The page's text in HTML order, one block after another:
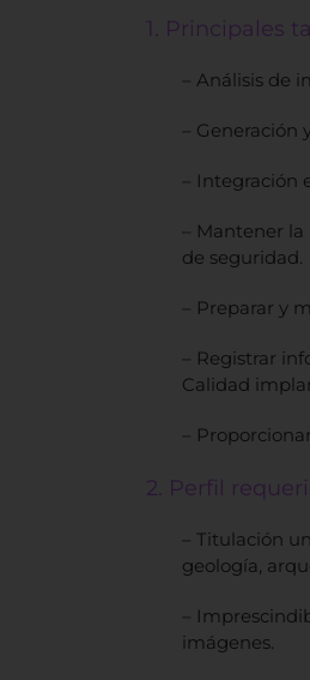
1. Principales
– Análisis de
–
–
– Mantener
de seguridad.
– Preparar y
– Registrar
Calidad
–
2. Perfil
– Titulación
geología,
–
imágenes.